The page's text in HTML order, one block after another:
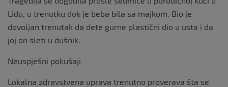
Lidu, u trenutku dok je beba bila sa majkom. Bio je
dovoljan trenutak da dete gurne plastični dio u usta i da
joj on sleti u dušnik.
Neuspješni pokušaji
Lokalna zdravstvena uprava trenutno proverava šta se